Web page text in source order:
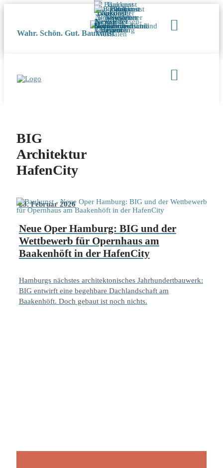
Wahr. Schön. Gut. Baukunst
BIG
Architektur
HafenCity
23. Februar 2026
Neue Oper Hamburg: BIG und der
Wettbewerb für Opernhaus am
Baakenhöft in der HafenCity
Hamburgs nächstes architektonisches Jahrhundertbauwerk:
BIG entwirft eine begehbare Dachlandschaft am
Baakenhöft. Doch gebaut ist noch nichts.